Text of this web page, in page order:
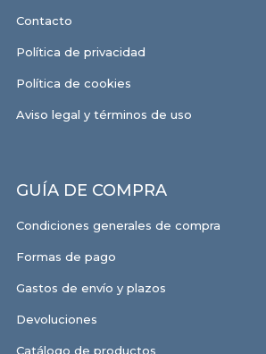
Contacto
Política de privacidad
Política de cookies
Aviso legal y términos de uso
GUÍA DE COMPRA
Condiciones generales de compra
Formas de pago
Gastos de envío y plazos
Devoluciones
Catálogo de productos